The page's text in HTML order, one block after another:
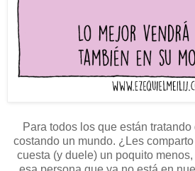
Para todos los que están
costando un mundo. ¿Les
cuesta (y duele) un poquito